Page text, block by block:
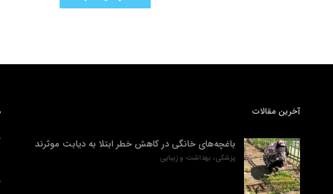
آخرین مقالات
باغچه‌های خانگی در کاهش خطر ابتلا به دیابت موثرند
پزشکی، بهداشت و زیبایی